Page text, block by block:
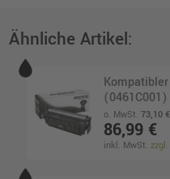
Ähnliche Artikel:
(0461C001)
o. MwSt.73,10 €
86,99 €
inkl. MwSt.